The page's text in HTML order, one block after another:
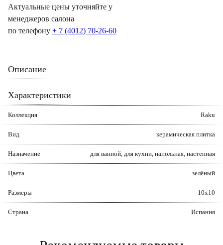
Актуальные цены уточняйте у
менеджеров салона
по телефону + 7 (4012) 70-26-60
Описание
Характеристики
Коллекция Raku
Вид керамическая плитка
Назначение для ванной, для кухни, напольная, настенная
Цвета зелёный
Размеры 10x10
Страна Испания